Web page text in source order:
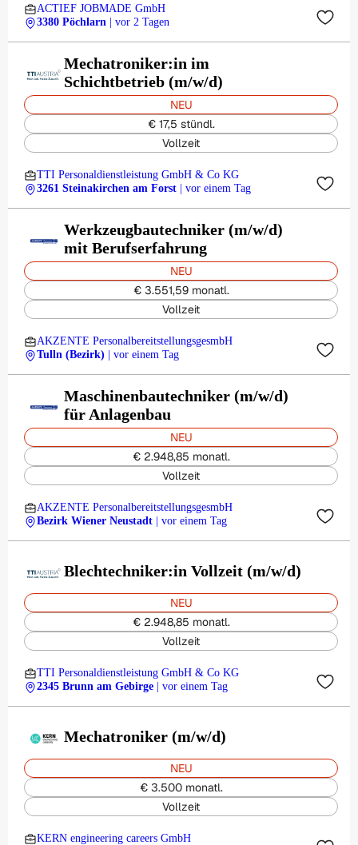
ACTIEF JOBMADE GmbH
3380 Pöchlarn
| vor 2 Tagen
Mechatroniker:in im
Schichtbetrieb (m/w/d)
NEU
€ 17,5 stündl.
Vollzeit
TTI Personaldienstleistung GmbH & Co KG
3261 Steinakirchen am Forst
| vor einem Tag
Werkzeugbautechniker (m/w/d)
mit Berufserfahrung
NEU
€ 3.551,59 monatl.
Vollzeit
AKZENTE PersonalbereitstellungsgesmbH
Tulln (Bezirk)
| vor einem Tag
Maschinenbautechniker (m/w/d)
für Anlagenbau
NEU
€ 2.948,85 monatl.
Vollzeit
AKZENTE PersonalbereitstellungsgesmbH
Bezirk Wiener Neustadt
| vor einem Tag
Blechtechniker:in Vollzeit (m/w/d)
NEU
€ 2.948,85 monatl.
Vollzeit
TTI Personaldienstleistung GmbH & Co KG
2345 Brunn am Gebirge
| vor einem Tag
Mechatroniker (m/w/d)
NEU
€ 3.500 monatl.
Vollzeit
KERN engineering careers GmbH